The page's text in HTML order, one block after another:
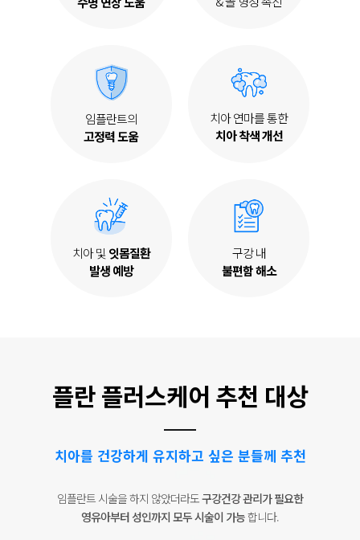
임플란트의
고정력 도움
치아 연마를 통한
치아 착색 개선
치아 및 잇몸질환
발생 예방
구강 내
불편함 해소
플란 플러스케어 추천 대상
치아를 건강하게 유지하고 싶은 분들께 추천
임플란트 시술을 하지 않았더라도구강건강 관리가 필요한
영유아부터 성인까지 모두 시술이 가능합니다.